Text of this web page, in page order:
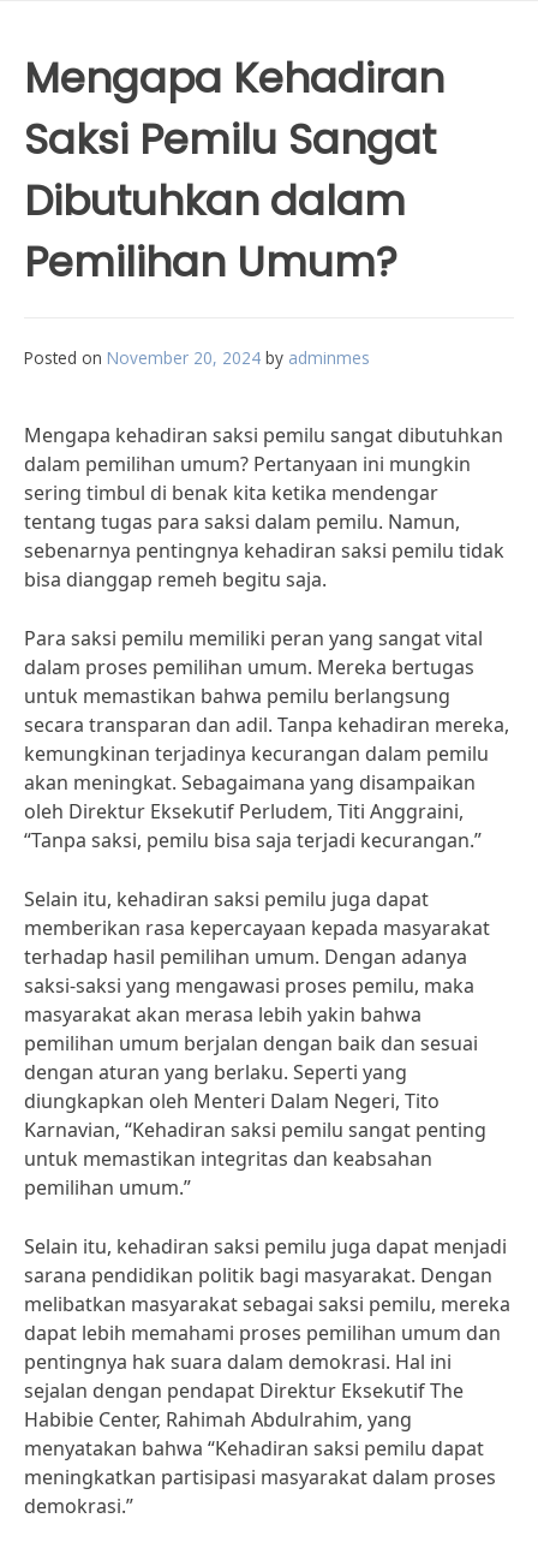
Mengapa Kehadiran
Saksi Pemilu Sangat
Dibutuhkan dalam
Pemilihan Umum?
Posted on November 20, 2024 by adminmes
Mengapa kehadiran saksi pemilu sangat dibutuhkan
dalam pemilihan umum? Pertanyaan ini mungkin
sering timbul di benak kita ketika mendengar
tentang tugas para saksi dalam pemilu. Namun,
sebenarnya pentingnya kehadiran saksi pemilu tidak
bisa dianggap remeh begitu saja.
Para saksi pemilu memiliki peran yang sangat vital
dalam proses pemilihan umum. Mereka bertugas
untuk memastikan bahwa pemilu berlangsung
secara transparan dan adil. Tanpa kehadiran mereka,
kemungkinan terjadinya kecurangan dalam pemilu
akan meningkat. Sebagaimana yang disampaikan
oleh Direktur Eksekutif Perludem, Titi Anggraini,
“Tanpa saksi, pemilu bisa saja terjadi kecurangan.”
Selain itu, kehadiran saksi pemilu juga dapat
memberikan rasa kepercayaan kepada masyarakat
terhadap hasil pemilihan umum. Dengan adanya
saksi-saksi yang mengawasi proses pemilu, maka
masyarakat akan merasa lebih yakin bahwa
pemilihan umum berjalan dengan baik dan sesuai
dengan aturan yang berlaku. Seperti yang
diungkapkan oleh Menteri Dalam Negeri, Tito
Karnavian, “Kehadiran saksi pemilu sangat penting
untuk memastikan integritas dan keabsahan
pemilihan umum.”
Selain itu, kehadiran saksi pemilu juga dapat menjadi
sarana pendidikan politik bagi masyarakat. Dengan
melibatkan masyarakat sebagai saksi pemilu, mereka
dapat lebih memahami proses pemilihan umum dan
pentingnya hak suara dalam demokrasi. Hal ini
sejalan dengan pendapat Direktur Eksekutif The
Habibie Center, Rahimah Abdulrahim, yang
menyatakan bahwa “Kehadiran saksi pemilu dapat
meningkatkan partisipasi masyarakat dalam proses
demokrasi.”